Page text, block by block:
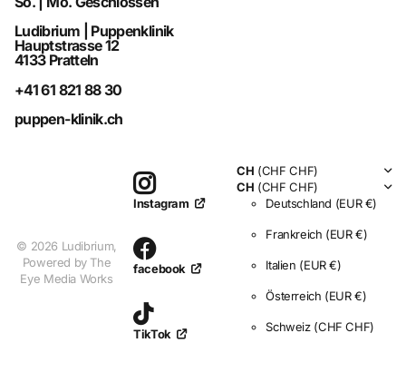
Ludibrium | Puppenklinik
Hauptstrasse 12
4133 Pratteln
+41 61 821 88 30
puppen-klinik.ch
© 2026 Ludibrium,
Powered by The
Eye Media Works
Instagram
facebook
TikTok
CH (CHF CHF)
CH (CHF CHF)
Deutschland (EUR €)
Frankreich (EUR €)
Italien (EUR €)
Österreich (EUR €)
Schweiz (CHF CHF)